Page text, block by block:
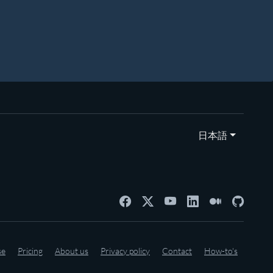
日本語
Pricing About us Privacy policy Contact How-to's